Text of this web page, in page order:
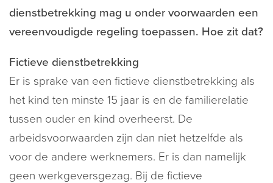
dienstbetrekking mag u onder voorwaarden een
vereenvoudigde regeling toepassen. Hoe zit dat?
Fictieve dienstbetrekking
Er is sprake van een fictieve dienstbetrekking als
het kind ten minste 15 jaar is en de familierelatie
tussen ouder en kind overheerst. De
arbeidsvoorwaarden zijn dan niet hetzelfde als
voor de andere werknemers. Er is dan namelijk
geen werkgeversgezag. Bij de fictieve